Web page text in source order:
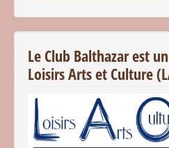
Le Club Balthazar est
Loisirs Arts et Culture